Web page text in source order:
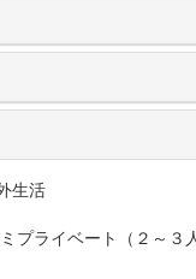
生活
プライベート（２～３